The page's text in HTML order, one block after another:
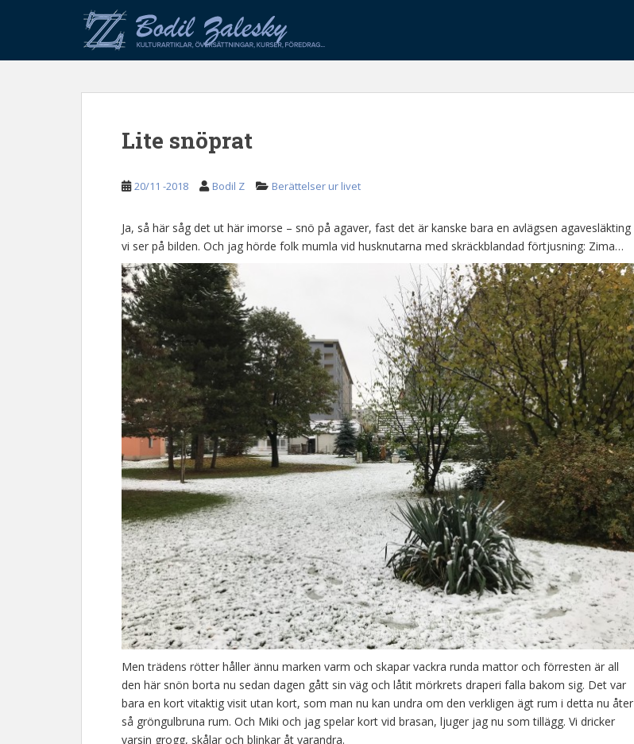
p
Lite snöprat
20/11 -2018 Bodil Z Berättelser ur livet
Ja, så här såg det ut här imorse – snö på agaver, fast det är kanske bara en avlägsen agavesläkting
vi ser på bilden. Och jag hörde folk mumla vid husknutarna med skräckblandad förtjusning: Zima…
Men trädens rötter håller ännu marken varm och skapar vackra runda mattor och förresten är all
den här snön borta nu sedan dagen gått sin väg och låtit mörkrets draperi falla bakom sig. Det var
bara en kort vitaktig visit utan kort, som man nu kan undra om den verkligen ägt rum i detta nu åter
så gröngulbruna rum. Och Miki och jag spelar kort vid brasan, ljuger jag nu som tillägg. Vi dricker
varsin grogg, skålar och blinkar åt varandra.